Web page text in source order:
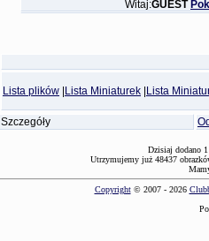
Witaj:GUEST
Lista plików Lista Miniaturek Lista
Szczegóły
Dzisiaj dodano
Utrzymujemy już 48437
Copyright© 2007 - 2026